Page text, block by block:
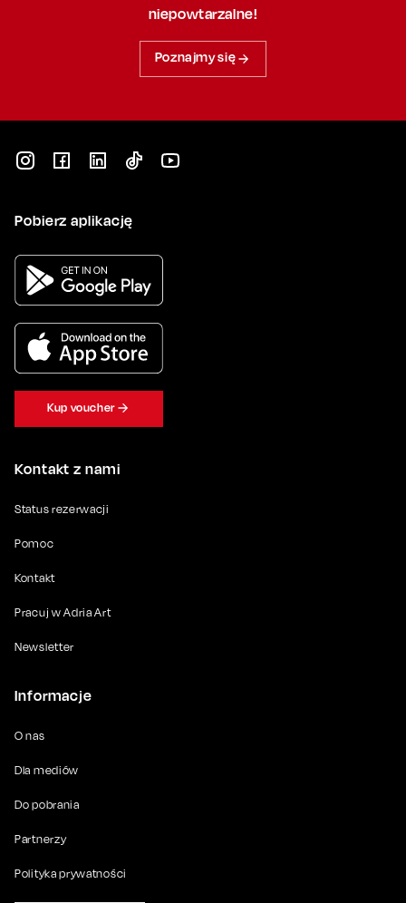
niepowtarzalne!
Poznajmy się
Kontakt z nami
Status rezerwacji
Pomoc
Kontakt
Pracuj w Adria Art
Newsletter
Informacje
O nas
Dla mediów
Do pobrania
Partnerzy
Polityka prywatności
Pobierz aplikację
Kup voucher